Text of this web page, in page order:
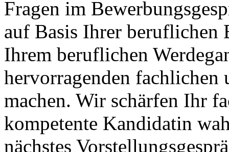
Fragen im
auf Basis Ihrer beruflichen
Ihrem beruflichen
hervorragenden
machen. Wir schärfen Ihr
kompetente Kandidatin
nächstes